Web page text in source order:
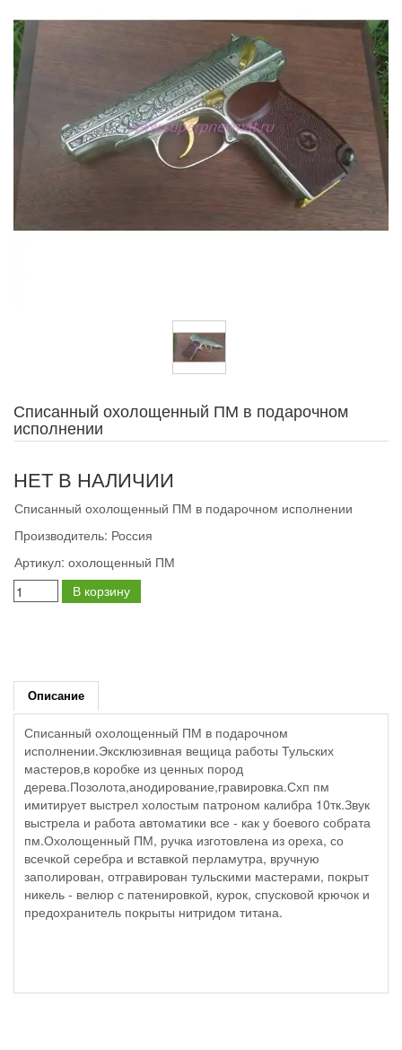
Списанный охолощенный ПМ в подарочном
исполнении
НЕТ В НАЛИЧИИ
Списанный охолощенный ПМ в подарочном исполнении
Производитель: Россия
Артикул: охолощенный ПМ
В корзину
Описание
Списанный охолощенный ПМ в подарочном
исполнении.Эксклюзивная вещица работы Тульских
мастеров,в коробке из ценных пород
дерева.Позолота,анодирование,гравировка.Схп пм
имитирует выстрел холостым патроном калибра 10тк.Звук
выстрела и работа автоматики все - как у боевого собрата
пм.Охолощенный ПМ, ручка изготовлена из ореха, со
всечкой серебра и вставкой перламутра, вручную
заполирован, отгравирован тульскими мастерами, покрыт
никель - велюр с патенировкой, курок, спусковой крючок и
предохранитель покрыты нитридом титана.